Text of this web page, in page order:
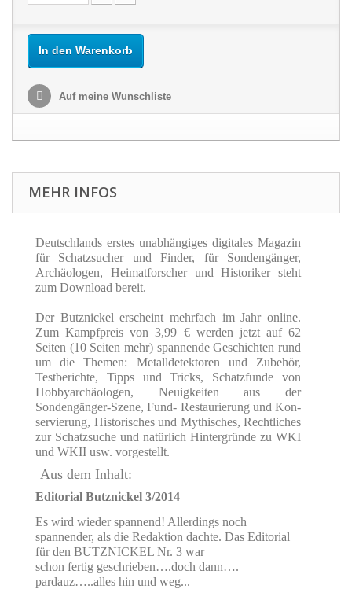
In den Warenkorb
Auf meine Wunschliste
MEHR INFOS
Deutschlands erstes unabhängiges digitales Magazin
für Schatzsucher und Finder, für Sondengänger,
Archäologen, Heimatforscher und Historiker steht
zum Download bereit.
Der Butznickel erscheint mehrfach im Jahr online.
Zum Kampfpreis von 3,99 € werden jetzt auf 62
Seiten (10 Seiten mehr) spannende Geschichten rund
um die Themen: Metalldetektoren und Zubehör,
Testberichte, Tipps und Tricks, Schatzfunde von
Hobbyarchäologen, Neuigkeiten aus der
Sondengänger-Szene, Fund- Restaurierung und Kon-
servierung, Historisches und Mythisches, Rechtliches
zur Schatzsuche und natürlich Hintergründe zu WKI
und WKII usw. vorgestellt.
Aus dem Inhalt:
Editorial Butznickel 3/2014
Es wird wieder spannend! Allerdings noch
spannender, als die Redaktion dachte. Das Editorial
für den BUTZNICKEL Nr. 3 war
schon fertig geschrieben….doch dann….
pardauz…..alles hin und weg...